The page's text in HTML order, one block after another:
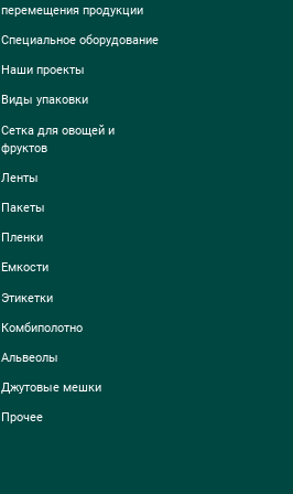
перемещения продукции
Специальное оборудование
Наши проекты
Виды упаковки
Сетка для овощей и
фруктов
Ленты
Пакеты
Пленки
Емкости
Этикетки
Комбиполотно
Альвеолы
Джутовые мешки
Прочее